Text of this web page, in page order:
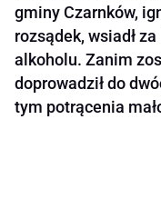
gminy Czarnków,
rozsądek, wsiadł
alkoholu. Zanim
doprowadził do
tym potrącenia